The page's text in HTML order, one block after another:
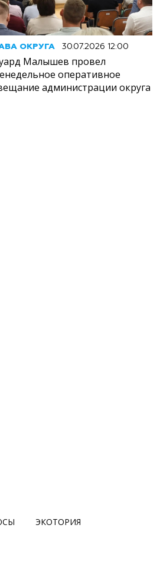
ОКРУГА 30.07.2026 12:00
Малышев провел
оперативное
администрации округа
ЭКОТОРИЯ